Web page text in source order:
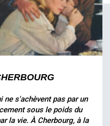
s'achèvent pas par un
sous le poids du
la vie. À Cherbourg, à la